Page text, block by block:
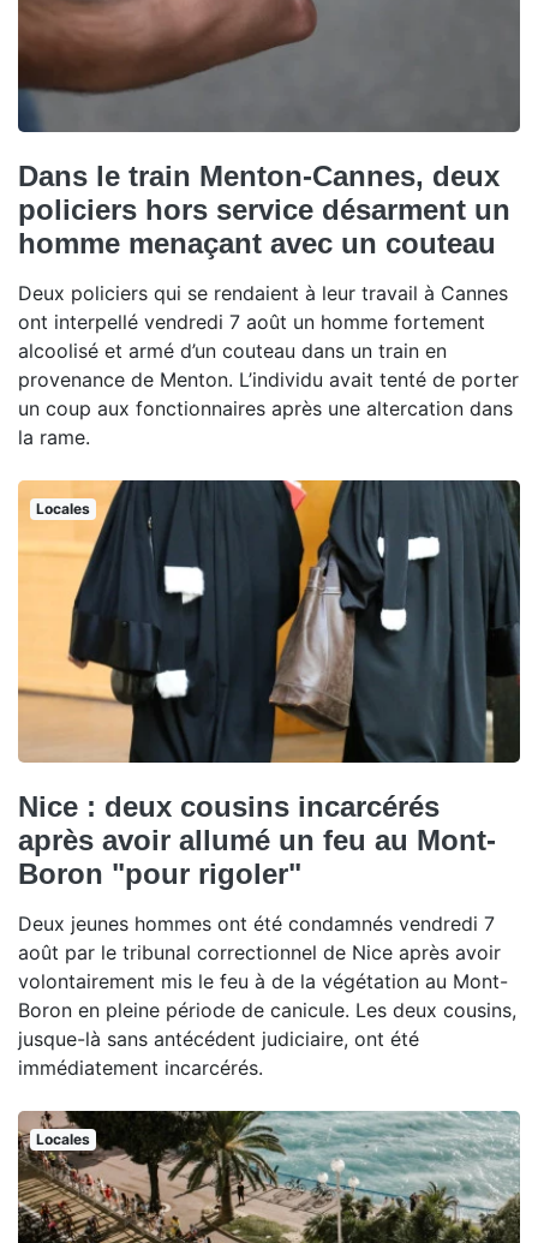
Dans le train Menton-Cannes, deux
policiers hors service désarment un
homme menaçant avec un couteau
Deux policiers qui se rendaient à leur travail à Cannes
ont interpellé vendredi 7 août un homme fortement
alcoolisé et armé d’un couteau dans un train en
provenance de Menton. L’individu avait tenté de porter
un coup aux fonctionnaires après une altercation dans
la rame.
Locales
Nice : deux cousins incarcérés
après avoir allumé un feu au Mont-
Boron "pour rigoler"
Deux jeunes hommes ont été condamnés vendredi 7
août par le tribunal correctionnel de Nice après avoir
volontairement mis le feu à de la végétation au Mont-
Boron en pleine période de canicule. Les deux cousins,
jusque-là sans antécédent judiciaire, ont été
immédiatement incarcérés.
Locales